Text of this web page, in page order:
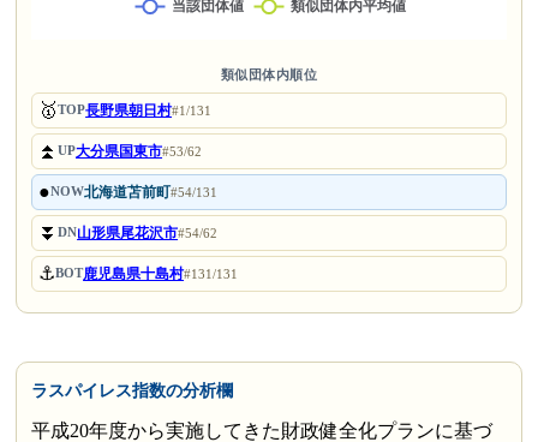
類似団体内順位
🥇TOP長野県朝日村#1/131
⏫UP大分県国東市#53/62
●NOW北海道苫前町#54/131
⏬DN山形県尾花沢市#54/62
⚓BOT鹿児島県十島村#131/131
ラスパイレス指数の分析欄
平成20年度から実施してきた財政健全化プランに基づ